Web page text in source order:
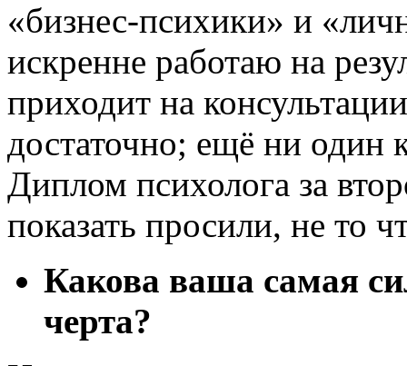
«бизнес-психики» и
искренне работаю на
приходит на
достаточно; ещё ни один
Диплом психолога за
показать просили, не то
Какова ваша самая
черта?